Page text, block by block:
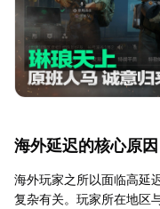
海外延迟的核心原因
海外玩家之所以面临高延
复杂有关。玩家所在地区